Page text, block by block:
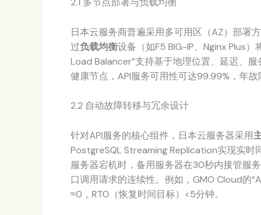
日本云服务商普遍采用多可用区（AZ）部署
过负载均衡设备（如F5 BIG-IP、Nginx Plus
Load Balancer”支持基于地理位置、延迟、
健康节点，API服务可用性可达99.99%，年故
2.2 自动故障转移与冗余设计
针对API服务的核心组件，日本云服务器采用
PostgreSQL Streaming Replication实现实时
服务器宕机时，备用服务器在30秒内接管服
口调用请求的连续性。例如，GMO Cloud的
≈0，RTO（恢复时间目标）<5分钟。